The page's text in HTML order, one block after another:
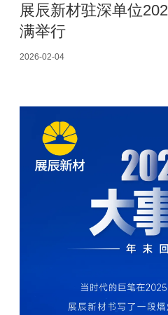
展辰新材驻深单位
满举行
2026-02-04